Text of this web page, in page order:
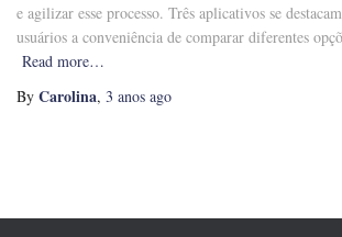
e agilizar esse processo. Três aplicativos se
usuários a conveniência de comparar diferentes
Read more…
By Carolina, 3 anos ago